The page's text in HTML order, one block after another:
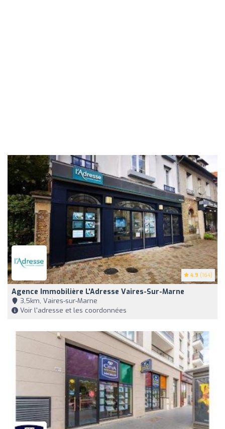
4.9 (164)
Agence Immobilière L'Adresse Vaires-Sur-Marne
3,5km, Vaires-sur-Marne
Voir l'adresse et les coordonnées